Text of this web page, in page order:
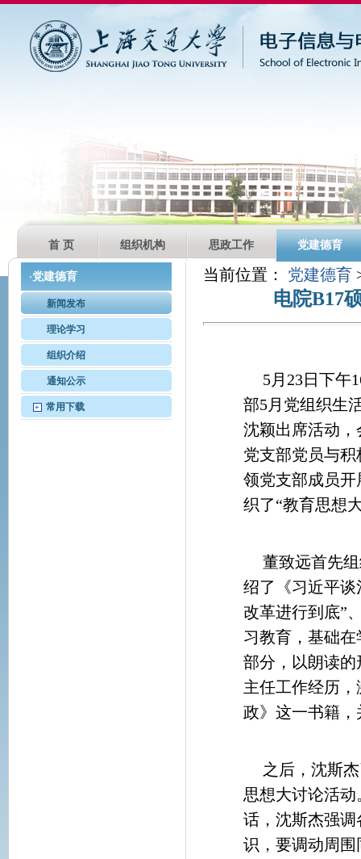
首 页 组织机构 思政工作 党建德育
·党建德育
新闻发布
理论学习
组织介绍
通知公示
+ 常用下载
当前位置： 党建德育
电院B17
5月23日下午
部5月党组织生
沈颖出席活动
党支部党员与
领党支部成员
织了“教育思想
董致远首先
绍了《习近平
改革进行到底”
习教育，基础
部分，以朗读
主任工作经历
政》这一书籍
之后，沈斯
思想大讨论活
话，沈斯杰强
识，要调动周